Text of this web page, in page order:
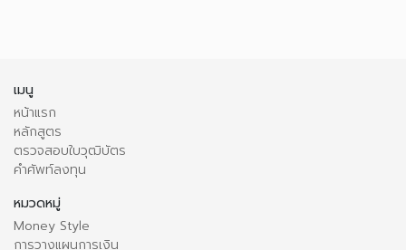
เมนู
หน้าแรก
หลักสูตร
ตรวจสอบใบวุฒิบัตร
คำศัพท์ลงทุน
หมวดหมู่
Money Style
การวางแผนการเงิน